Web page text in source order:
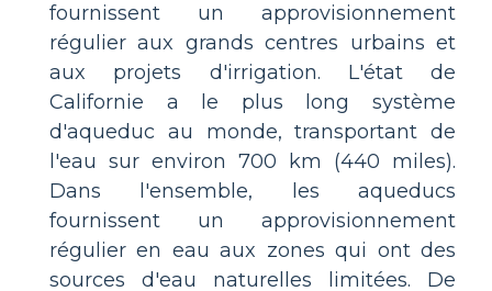
fournissent un approvisionnement
régulier aux grands centres urbains et
aux projets d'irrigation. L'état de
Californie a le plus long système
d'aqueduc au monde, transportant de
l'eau sur environ 700 km (440 miles).
Dans l'ensemble, les aqueducs
fournissent un approvisionnement
régulier en eau aux zones qui ont des
sources d'eau naturelles limitées. De